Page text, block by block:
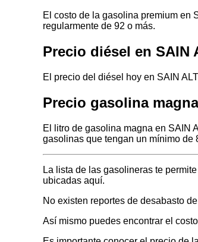
El costo de la gasolina premium en
regularmente de 92 o más.
Precio diésel en SAIN
El precio del diésel hoy en SAIN
Precio gasolina
El litro de gasolina magna en SAIN
gasolinas que tengan un mínimo de
La lista de las gasolineras te
ubicadas aquí.
No existen reportes de desabasto
Así mismo puedes encontrar el